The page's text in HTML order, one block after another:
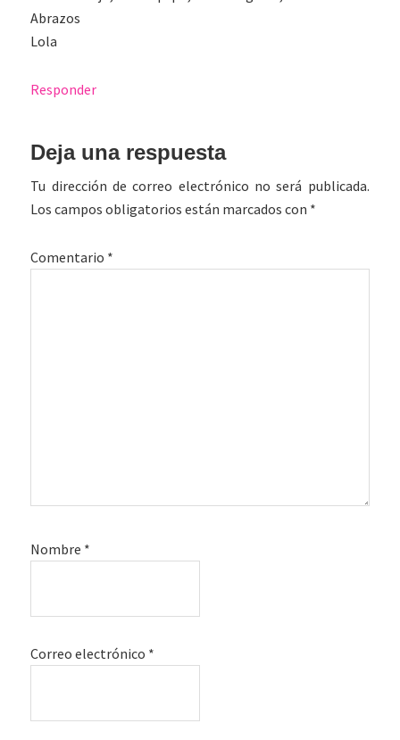
Abrazos
Lola
Responder
Deja una respuesta
Tu dirección de correo electrónico no será publicada.
Los campos obligatorios están marcados con *
Comentario *
Nombre *
Correo electrónico *